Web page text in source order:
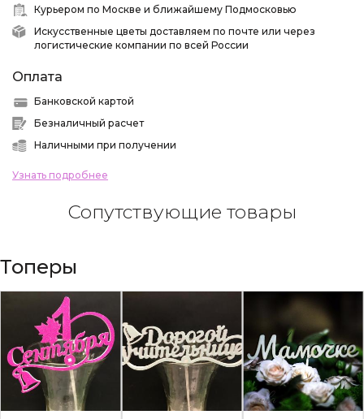
Курьером по Москве и ближайшему Подмосковью
Искусственные цветы доставляем по почте или через
логистические компании по всей России
Оплата
Банковской картой
Безналичный расчет
Наличными при получении
Узнать подробнее
Сопутствующие товары
Топеры